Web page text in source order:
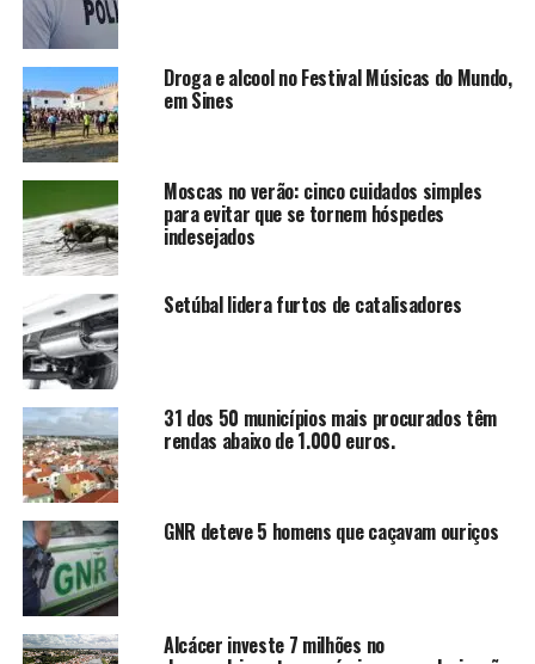
Droga e alcool no Festival Músicas do Mundo,
em Sines
Moscas no verão: cinco cuidados simples
para evitar que se tornem hóspedes
indesejados
Setúbal lidera furtos de catalisadores
31 dos 50 municípios mais procurados têm
rendas abaixo de 1.000 euros.
GNR deteve 5 homens que caçavam ouriços
Alcácer investe 7 milhões no